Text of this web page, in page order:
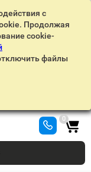
с
Продолжая
cookie-
файлы
0